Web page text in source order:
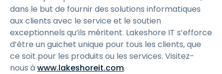
dans le but de fournir des solutions informatiques
aux clients avec le service et le soutien
exceptionnels qu’ils méritent. Lakeshore IT s’efforce
d’être un guichet unique pour tous les clients, que
ce soit pour les produits ou les services. Visitez-
nous àwww.lakeshoreit.com.